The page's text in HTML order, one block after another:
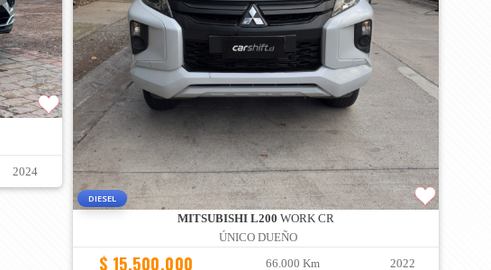
2024
DIESEL
MITSUBISHI L200 WORK CR
ÚNICO DUEÑO
$ 15.500.000 66.000 Km 2022